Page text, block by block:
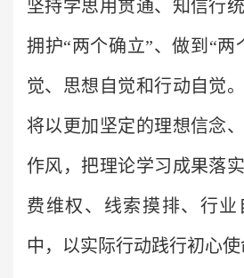
坚持学思用贯通、知信行
拥护“两个确立”、做到“两
觉、思想自觉和行动自觉
将以更加坚定的理想信念
作风，把理论学习成果落
费维权、线索摸排、行
中，以实际行动践行初心使